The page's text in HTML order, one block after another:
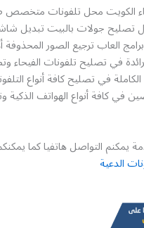
الكويت محل تلفونات متخصص
تصليح جولات بالبيت تبديل
العاب ترجيع الصور
في تصليح تلفونات الفيحاء
الكاملة في تصليح كافة أنواع
في كافة أنواع الهواتف الذكية
يمكنم التواصل هاتفيا كما
الدعية